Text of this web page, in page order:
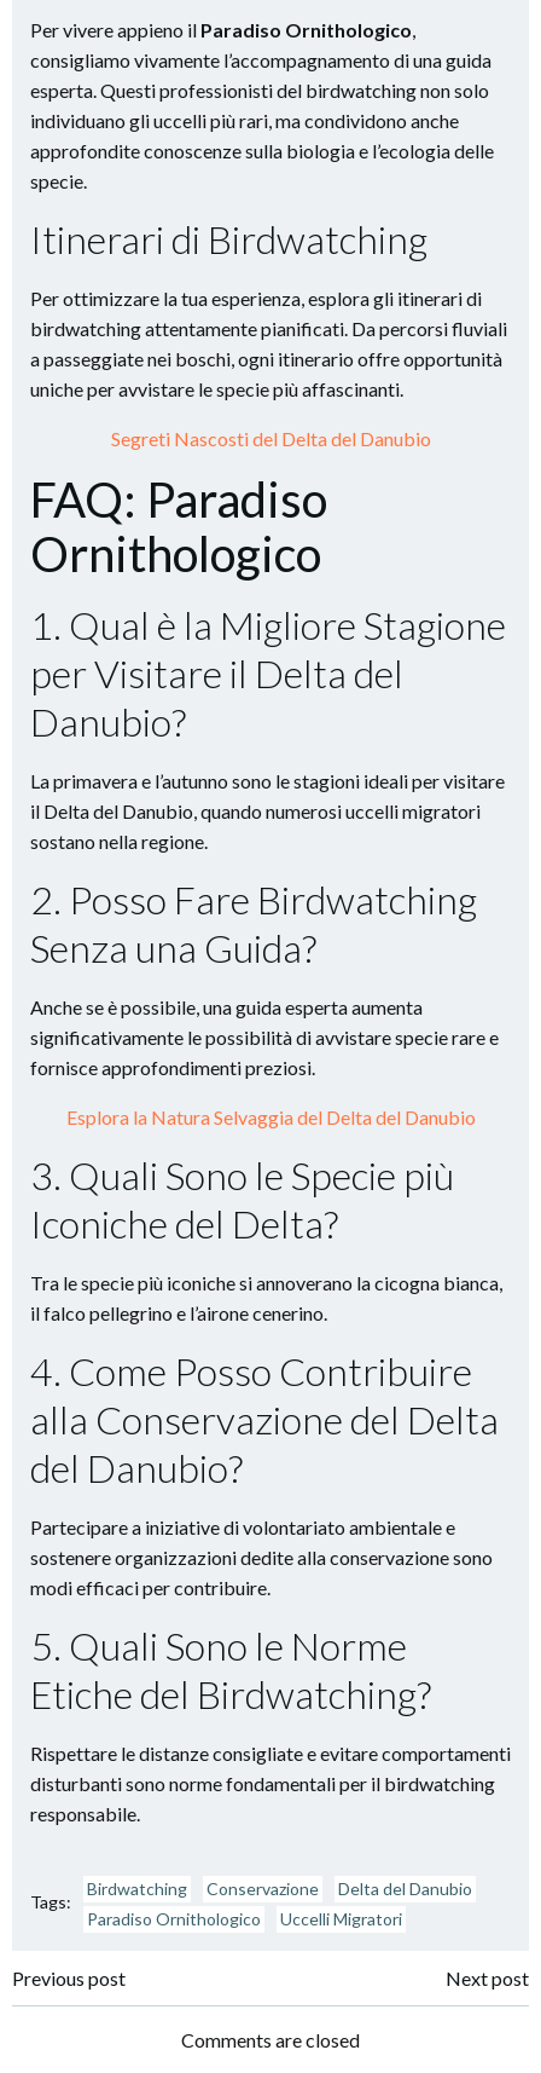
Per vivere appieno il Paradiso Ornithologico,
consigliamo vivamente l’accompagnamento di una guida
esperta. Questi professionisti del birdwatching non solo
individuano gli uccelli più rari, ma condividono anche
approfondite conoscenze sulla biologia e l’ecologia delle
specie.
Itinerari di Birdwatching
Per ottimizzare la tua esperienza, esplora gli itinerari di
birdwatching attentamente pianificati. Da percorsi fluviali
a passeggiate nei boschi, ogni itinerario offre opportunità
uniche per avvistare le specie più affascinanti.
Segreti Nascosti del Delta del Danubio
FAQ: Paradiso
Ornithologico
1. Qual è la Migliore Stagione
per Visitare il Delta del
Danubio?
La primavera e l’autunno sono le stagioni ideali per visitare
il Delta del Danubio, quando numerosi uccelli migratori
sostano nella regione.
2. Posso Fare Birdwatching
Senza una Guida?
Anche se è possibile, una guida esperta aumenta
significativamente le possibilità di avvistare specie rare e
fornisce approfondimenti preziosi.
Esplora la Natura Selvaggia del Delta del Danubio
3. Quali Sono le Specie più
Iconiche del Delta?
Tra le specie più iconiche si annoverano la cicogna bianca,
il falco pellegrino e l’airone cenerino.
4. Come Posso Contribuire
alla Conservazione del Delta
del Danubio?
Partecipare a iniziative di volontariato ambientale e
sostenere organizzazioni dedite alla conservazione sono
modi efficaci per contribuire.
5. Quali Sono le Norme
Etiche del Birdwatching?
Rispettare le distanze consigliate e evitare comportamenti
disturbanti sono norme fondamentali per il birdwatching
responsabile.
Tags:
Birdwatching Conservazione
Delta del Danubio
Paradiso Ornithologico
Uccelli Migratori
Post
navigation
Previous post
navigation
Next post
Comments are closed